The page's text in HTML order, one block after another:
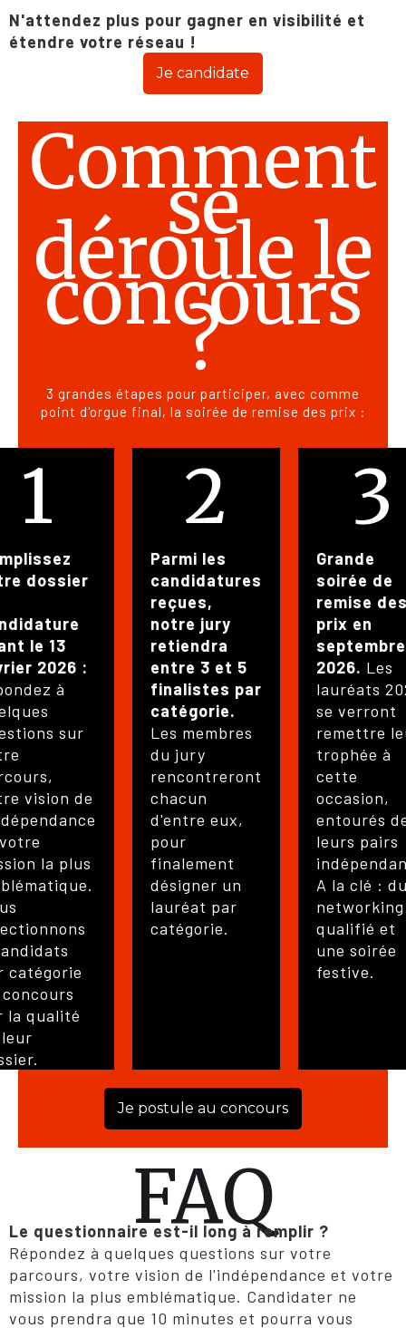
N'attendez plus pour gagner en visibilité et
étendre votre réseau !
Je candidate
Comment
se
déroule le
concours
?
3 grandes étapes pour participer, avec comme
point d'orgue final, la soirée de remise des prix :
1
dossier
le 13
2026 :
à
sur
vision de
la plus
catégorie
la qualité
2
Parmi les
candidatures
reçues,
notre jury
retiendra
entre 3 et 5
finalistes par
catégorie.
Les membres
du jury
rencontreront
chacun
d'entre eux,
pour
finalement
désigner un
lauréat par
catégorie.
3
Grande
soirée de
remise
prix en
septembre
2026. Les
lauréats
se verront
remettre
trophée à
cette
occasion,
entourés
leurs pairs
A la clé :
networking
qualifié et
une soirée
festive.
Je postule au concours
FAQ
Le questionnaire est-il long à remplir ?
Répondez à quelques questions sur votre
parcours, votre vision de l'indépendance et votre
mission la plus emblématique. Candidater ne
vous prendra que 10 minutes et pourra vous